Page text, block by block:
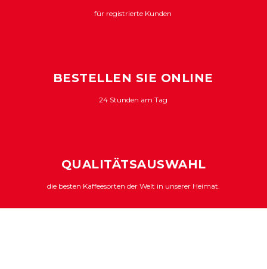
für registrierte Kunden
BESTELLEN SIE ONLINE
24 Stunden am Tag
QUALITÄTSAUSWAHL
die besten Kaffeesorten der Welt in unserer Heimat.